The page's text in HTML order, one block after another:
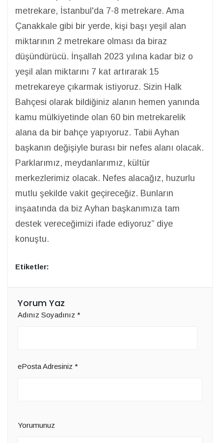
metrekare, İstanbul'da 7-8 metrekare. Ama
Çanakkale gibi bir yerde, kişi başı yeşil alan
miktarının 2 metrekare olması da biraz
düşündürücü. İnşallah 2023 yılına kadar biz o
yeşil alan miktarını 7 kat artırarak 15
metrekareye çıkarmak istiyoruz. Sizin Halk
Bahçesi olarak bildiğiniz alanın hemen yanında
kamu mülkiyetinde olan 60 bin metrekarelik
alana da bir bahçe yapıyoruz. Tabii Ayhan
başkanın değişiyle burası bir nefes alanı olacak.
Parklarımız, meydanlarımız, kültür
merkezlerimiz olacak. Nefes alacağız, huzurlu
mutlu şekilde vakit geçireceğiz. Bunların
inşaatında da biz Ayhan başkanımıza tam
destek vereceğimizi ifade ediyoruz” diye
konuştu.
Etiketler:
Yorum Yaz
Adınız Soyadınız *
ePosta Adresiniz *
Yorumunuz